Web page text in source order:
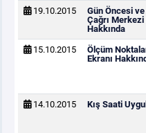
19.10.2015
Gün Öncesi
Çağrı Merkezi
Hakkında
15.10.2015
Ölçüm
Ekranı
14.10.2015 Kış Saati